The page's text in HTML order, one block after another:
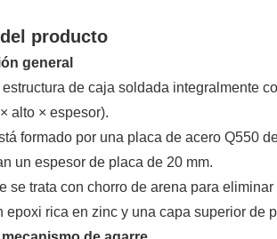
producto
general
de caja soldada integralmente
alto × espesor).
formado por una placa de acero Q550
un espesor de placa de 20 mm.
se trata con chorro de arena para
epoxi rica en zinc y una capa superior de